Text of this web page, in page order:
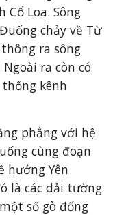
Loa. Sông
chảy về Từ
thông ra sông
ra còn có
kênh
phẳng với hệ
cùng đoạn
hướng Yên
là các dải tường
số gò đống